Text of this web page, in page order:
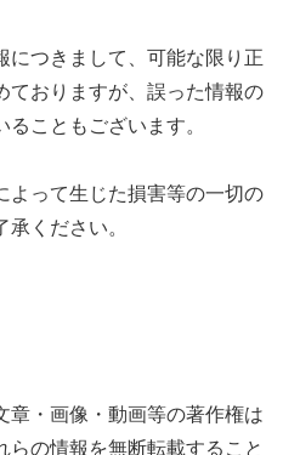
につきまして、可能な限り正
ておりますが、誤った情報の
こともございます。
よって生じた損害等の一切の
ください。
章・画像・動画等の著作権は
らの情報を無断転載すること